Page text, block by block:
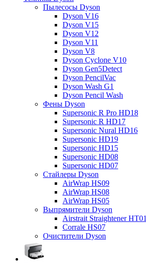
Пылесосы Dyson
Dyson V16
Dyson V15
Dyson V12
Dyson V11
Dyson V8
Dyson Cyclone V10
Dyson Gen5Detect
Dyson PencilVac
Dyson Wash G1
Dyson Pencil Wash
Фены Dyson
Supersonic R Pro HD18
Supersonic R HD17
Supersonic Nural HD16
Supersonic HD19
Supersonic HD15
Supersonic HD08
Supersonic HD07
Стайлеры Dyson
AirWrap HS09
AirWrap HS08
AirWrap HS05
Выпрямители Dyson
Airstrait Straightener HT01
Corrale HS07
Очистители Dyson